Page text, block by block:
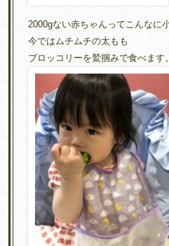
2000gない赤ちゃんってこんなに
今ではムチムチの太もも
ブロッコリーを鷲掴みで食べます